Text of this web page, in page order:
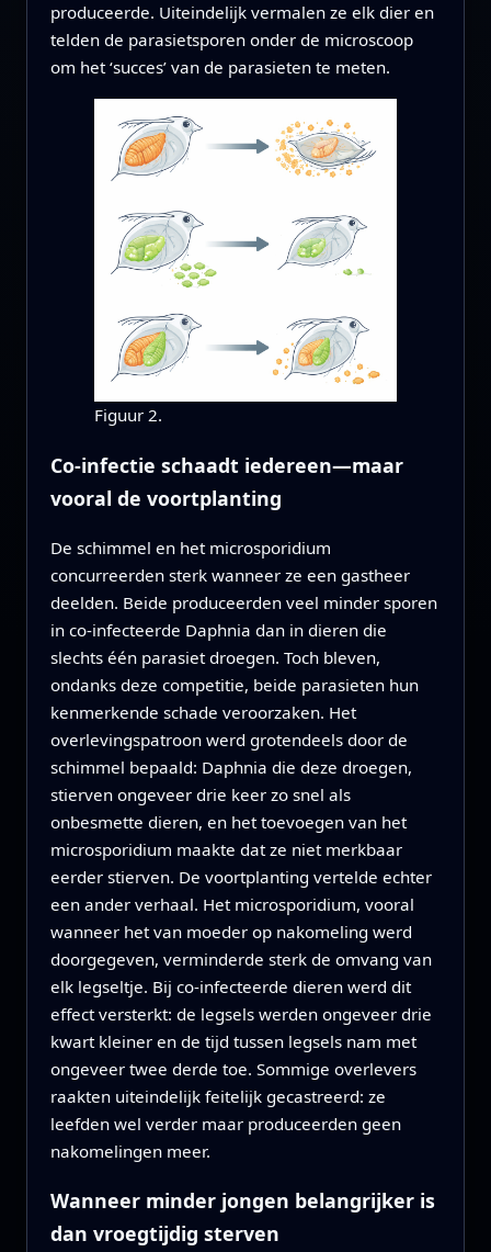
produceerde. Uiteindelijk vermalen ze elk dier en
telden de parasietsporen onder de microscoop
om het ‘succes’ van de parasieten te meten.
Figuur 2.
Co-infectie schaadt iedereen—maar
vooral de voortplanting
De schimmel en het microsporidium
concurreerden sterk wanneer ze een gastheer
deelden. Beide produceerden veel minder sporen
in co‑infecteerde Daphnia dan in dieren die
slechts één parasiet droegen. Toch bleven,
ondanks deze competitie, beide parasieten hun
kenmerkende schade veroorzaken. Het
overlevingspatroon werd grotendeels door de
schimmel bepaald: Daphnia die deze droegen,
stierven ongeveer drie keer zo snel als
onbesmette dieren, en het toevoegen van het
microsporidium maakte dat ze niet merkbaar
eerder stierven. De voortplanting vertelde echter
een ander verhaal. Het microsporidium, vooral
wanneer het van moeder op nakomeling werd
doorgegeven, verminderde sterk de omvang van
elk legseltje. Bij co‑infecteerde dieren werd dit
effect versterkt: de legsels werden ongeveer drie
kwart kleiner en de tijd tussen legsels nam met
ongeveer twee derde toe. Sommige overlevers
raakten uiteindelijk feitelijk gecastreerd: ze
leefden wel verder maar produceerden geen
nakomelingen meer.
Wanneer minder jongen belangrijker is
dan vroegtijdig sterven